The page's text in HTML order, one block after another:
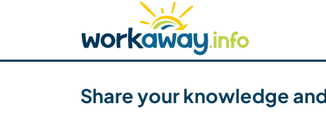
Host finden Reisepartner finden
Sicherheit
Share your knowledge